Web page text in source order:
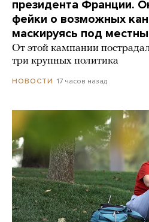
президента Франции.
фейки о возможных
маскируясь под
От этой кампании
три крупных политика
НОВОСТИ 17 часов назад